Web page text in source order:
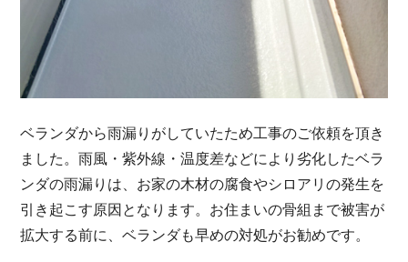
ベランダから雨漏りがしていたため工事のご依頼を頂き
ました。雨風・紫外線・温度差などにより劣化したベラ
ンダの雨漏りは、お家の木材の腐食やシロアリの発生を
引き起こす原因となります。お住まいの骨組まで被害が
拡大する前に、ベランダも早めの対処がお勧めです。